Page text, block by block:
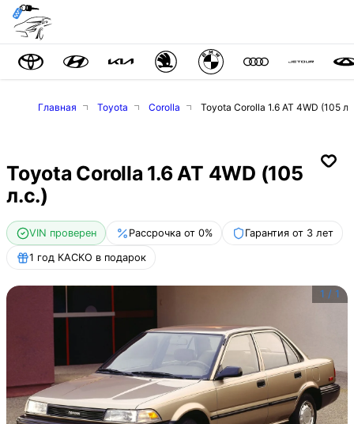
Главная Toyota Corolla Toyota Corolla 1.6 AT 4WD (105
Toyota Corolla 1.6 AT 4WD (105
л.с.)
VIN проверен Рассрочка от 0% Гарантия от 3 лет
1 год КАСКО в подарок
1 / 1